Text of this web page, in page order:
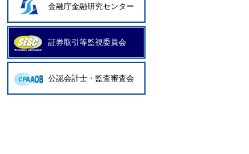
金融庁金融研究センター
証券取引等監視委員会
公認会計士・監査審査会